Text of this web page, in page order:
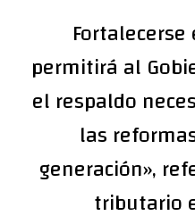
permitirá al
el respaldo
las
generación»,
tributario